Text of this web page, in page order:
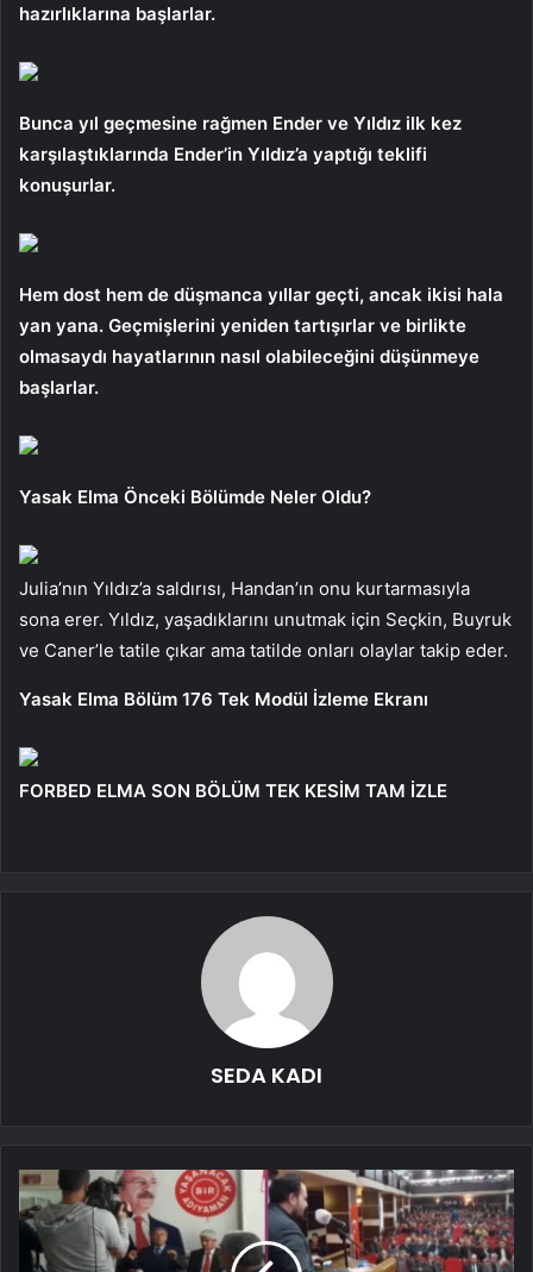
hazırlıklarına başlarlar.
Bunca yıl geçmesine rağmen Ender ve Yıldız ilk kez
karşılaştıklarında Ender’in Yıldız’a yaptığı teklifi
konuşurlar.
Hem dost hem de düşmanca yıllar geçti, ancak ikisi hala
yan yana. Geçmişlerini yeniden tartışırlar ve birlikte
olmasaydı hayatlarının nasıl olabileceğini düşünmeye
başlarlar.
Yasak Elma Önceki Bölümde Neler Oldu?
Julia’nın Yıldız’a saldırısı, Handan’ın onu kurtarmasıyla
sona erer. Yıldız, yaşadıklarını unutmak için Seçkin, Buyruk
ve Caner’le tatile çıkar ama tatilde onları olaylar takip eder.
Yasak Elma Bölüm 176 Tek Modül İzleme Ekranı
FORBED ELMA SON BÖLÜM TEK KESİM TAM İZLE
SEDA KADI